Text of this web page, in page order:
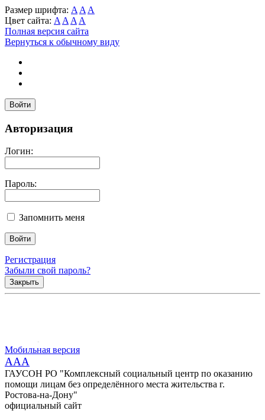
Размер шрифта: A A A
Цвет сайта: A A A A
Полная версия сайта
Вернуться к обычному виду
Войти
Авторизация
Логин:
Пароль:
Запомнить меня
Регистрация
Забыли свой пароль?
Закрыть
Мобильная версия
AAA
ГАУСОН РО "Комплексный социальный центр по оказанию
помощи лицам без определённого места жительства г.
Ростова-на-Дону"
официальный сайт